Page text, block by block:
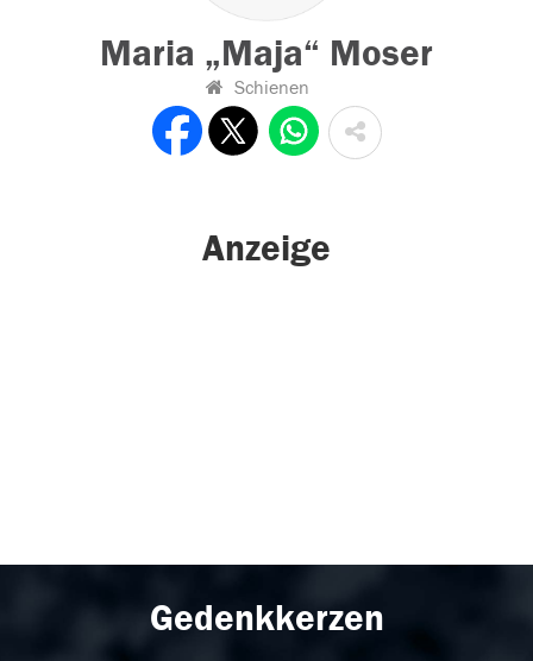
Maria „Maja“ Moser
Schienen
Anzeige
Gedenkkerzen